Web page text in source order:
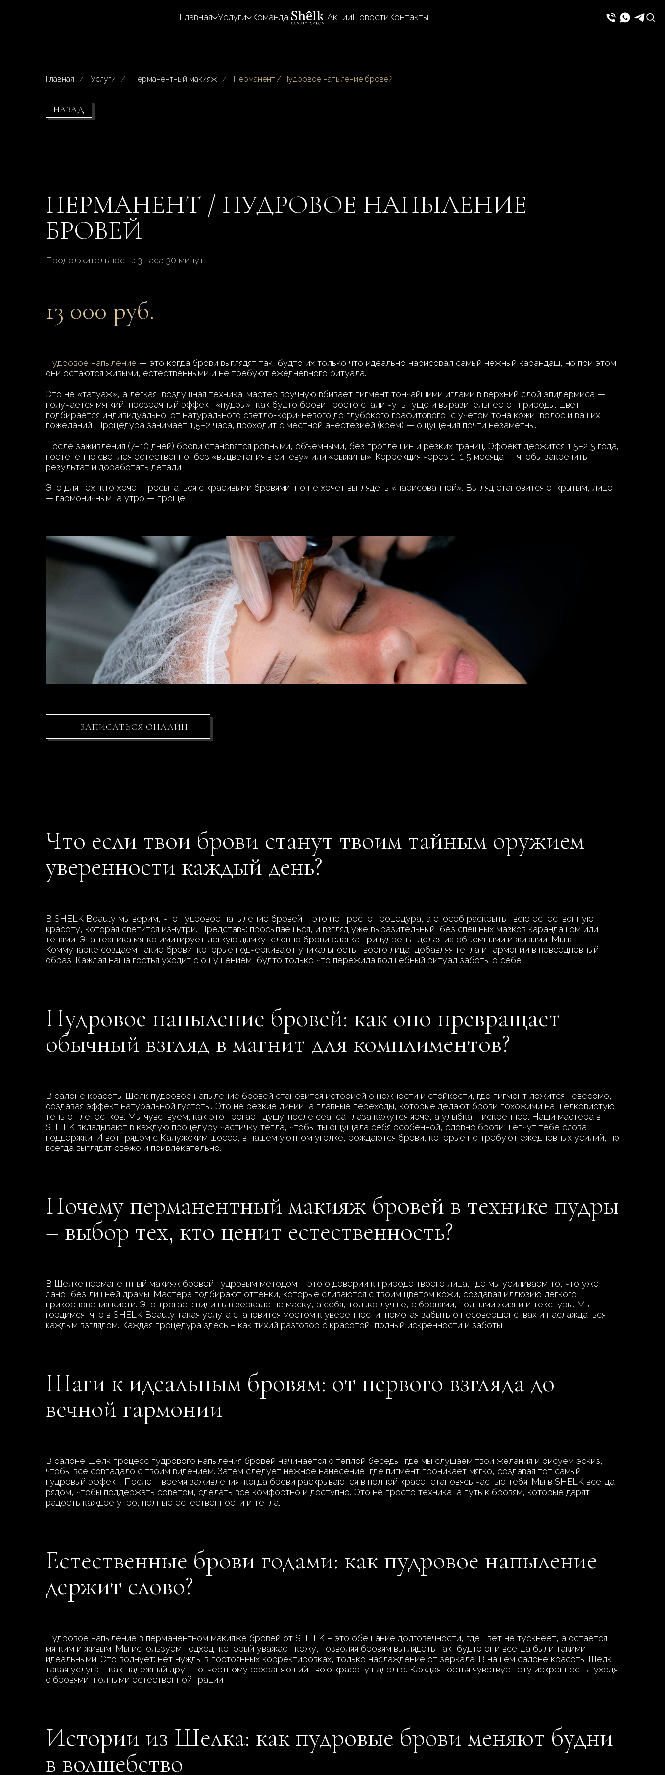
Главная Услуги Команда АкцииНовостиКонтакты
Главная / Услуги / Перманентный макияж / Перманент / Пудровое напыление бровей
НАЗАД
ПЕРМАНЕНТ / ПУДРОВОЕ НАПЫЛЕНИЕ
БРОВЕЙ
Продолжительность: 3 часа 30 минут
13 000 руб.
Пудровое напыление — это когда брови выглядят так, будто их только что идеально нарисовал самый нежный карандаш, но при этом
они остаются живыми, естественными и не требуют ежедневного ритуала.
Это не «татуаж», а лёгкая, воздушная техника: мастер вручную вбивает пигмент тончайшими иглами в верхний слой эпидермиса —
получается мягкий, прозрачный эффект «пудры», как будто брови просто стали чуть гуще и выразительнее от природы. Цвет
подбирается индивидуально: от натурального светло-коричневого до глубокого графитового, с учётом тона кожи, волос и ваших
пожеланий. Процедура занимает 1,5–2 часа, проходит с местной анестезией (крем) — ощущения почти незаметны.
После заживления (7–10 дней) брови становятся ровными, объёмными, без проплешин и резких границ. Эффект держится 1,5–2,5 года,
постепенно светлея естественно, без «выцветания в синеву» или «рыжины». Коррекция через 1–1,5 месяца — чтобы закрепить
результат и доработать детали.
Это для тех, кто хочет просыпаться с красивыми бровями, но не хочет выглядеть «нарисованной». Взгляд становится открытым, лицо
— гармоничным, а утро — проще.
ЗАПИСАТЬСЯ ОНЛАЙН
Что если твои брови станут твоим тайным оружием
уверенности каждый день?
В SHELK Beauty мы верим, что пудровое напыление бровей – это не просто процедура, а способ раскрыть твою естественную
красоту, которая светится изнутри. Представь: просыпаешься, и взгляд уже выразительный, без спешных мазков карандашом или
тенями. Эта техника мягко имитирует легкую дымку, словно брови слегка припудрены, делая их объемными и живыми. Мы в
Коммунарке создаем такие брови, которые подчеркивают уникальность твоего лица, добавляя тепла и гармонии в повседневный
образ. Каждая наша гостья уходит с ощущением, будто только что пережила волшебный ритуал заботы о себе.
Пудровое напыление бровей: как оно превращает
обычный взгляд в магнит для комплиментов?
В салоне красоты Шелк пудровое напыление бровей становится историей о нежности и стойкости, где пигмент ложится невесомо,
создавая эффект натуральной густоты. Это не резкие линии, а плавные переходы, которые делают брови похожими на шелковистую
тень от лепестков. Мы чувствуем, как это трогает душу: после сеанса глаза кажутся ярче, а улыбка – искреннее. Наши мастера в
SHELK вкладывают в каждую процедуру частичку тепла, чтобы ты ощущала себя особенной, словно брови шепчут тебе слова
поддержки. И вот, рядом с Калужским шоссе, в нашем уютном уголке, рождаются брови, которые не требуют ежедневных усилий, но
всегда выглядят свежо и привлекательно.
Почему перманентный макияж бровей в технике пудры
– выбор тех, кто ценит естественность?
В Шелке перманентный макияж бровей пудровым методом – это о доверии к природе твоего лица, где мы усиливаем то, что уже
дано, без лишней драмы. Мастера подбирают оттенки, которые сливаются с твоим цветом кожи, создавая иллюзию легкого
прикосновения кисти. Это трогает: видишь в зеркале не маску, а себя, только лучше, с бровями, полными жизни и текстуры. Мы
гордимся, что в SHELK Beauty такая услуга становится мостом к уверенности, помогая забыть о несовершенствах и наслаждаться
каждым взглядом. Каждая процедура здесь – как тихий разговор с красотой, полный искренности и заботы.
Шаги к идеальным бровям: от первого взгляда до
вечной гармонии
В салоне Шелк процесс пудрового напыления бровей начинается с теплой беседы, где мы слушаем твои желания и рисуем эскиз,
чтобы все совпадало с твоим видением. Затем следует нежное нанесение, где пигмент проникает мягко, создавая тот самый
пудровый эффект. После – время заживления, когда брови раскрываются в полной красе, становясь частью тебя. Мы в SHELK всегда
рядом, чтобы поддержать советом, сделать все комфортно и доступно. Это не просто техника, а путь к бровям, которые дарят
радость каждое утро, полные естественности и тепла.
Естественные брови годами: как пудровое напыление
держит слово?
Пудровое напыление в перманентном макияже бровей от SHELK – это обещание долговечности, где цвет не тускнеет, а остается
мягким и живым. Мы используем подход, который уважает кожу, позволяя бровям выглядеть так, будто они всегда были такими
идеальными. Это волнует: нет нужды в постоянных корректировках, только наслаждение от зеркала. В нашем салоне красоты Шелк
такая услуга – как надежный друг, по-честному сохраняющий твою красоту надолго. Каждая гостья чувствует эту искренность, уходя
с бровями, полными естественной грации.
Истории из Шелка: как пудровые брови меняют будни
в волшебство